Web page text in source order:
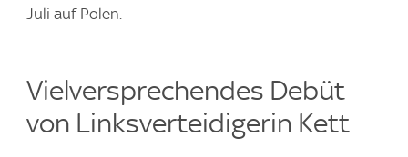
Juli auf Polen.
Vielversprechendes Debüt
von Linksverteidigerin Kett